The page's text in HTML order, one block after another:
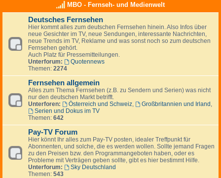
MBO - Fernseh- und Medienwelt
Deutsches Fernsehen
Hier kommt alles zum deutschen Fernsehen hinein. Also Infos über
neue Gesichter im TV, neue Sendungen, interessante Nachrichten,
neue Trends im TV, Reklame und was sonst noch so zum deutschen
Fernsehen gehört.
Auch Platz für Pressemitteilungen.
Unterforum:
Quotennews
Themen: 2274
Fernsehen allgemein
Alles zum Thema Fernsehen (z.B. zu Sendern und Serien) was nicht
nur den deutschen Markt betrifft.
Unterforen:
Österreich und Schweiz, Großbritannien und Irland,
Serien und Dokus im TV
Themen: 642
Pay-TV Forum
Hier könnt Ihr alles zum Pay-TV posten, idealer Treffpunkt für
Abonnenten, und solche, die es werden wollen. Sollte jemand Fragen
zu den Preisen bzw. den Programmangeboten haben, oder es
Probleme mit Verträgen geben sollte, gibt es hier bestimmt Hilfe.
Unterforum:
Sky Deutschland
Themen: 543